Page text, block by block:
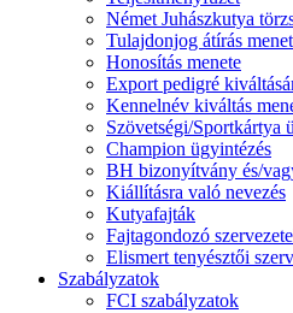
Német Juhászkutya
Tulajdonjog átírás
Honosítás menete
Export pedigré
Kennelnév kiváltás
Szövetségi/Sportkártya
Champion ügyintézés
BH bizonyítvány és/
Kiállításra való nevezés
Kutyafajták
Fajtagondozó
Elismert tenyésztői
Szabályzatok
FCI szabályzatok